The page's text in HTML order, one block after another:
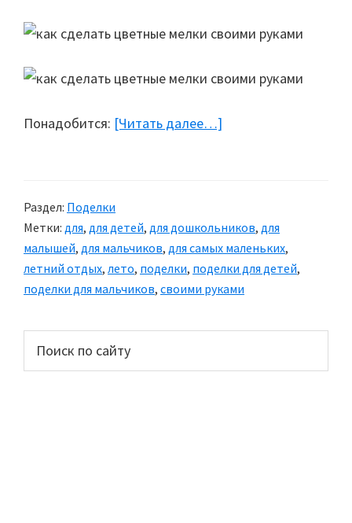
Понадобится: [Читать далее…]
Раздел: Поделки
Метки: для, для детей, для дошкольников, для
малышей, для мальчиков, для самых маленьких,
летний отдых, лето, поделки, поделки для детей,
поделки для мальчиков, своими руками
Основной
сайдбар